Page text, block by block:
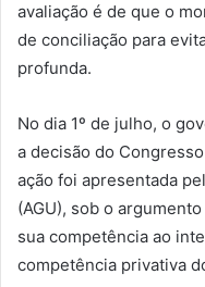
avaliação é de que o
de conciliação para
profunda.
No dia 1º de julho, o
a decisão do
ação foi apresentada
(AGU), sob o
sua competência ao
competência privativa